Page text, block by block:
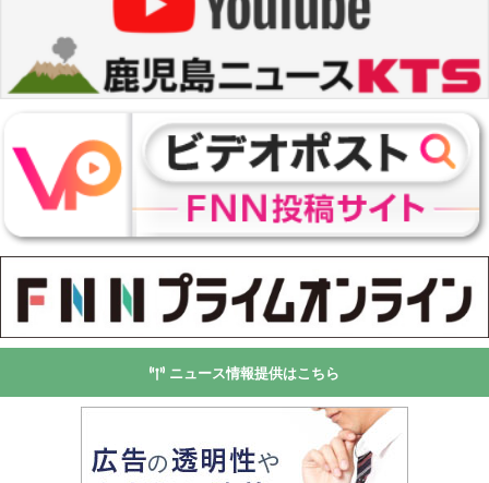
ニュース情報提供はこちら